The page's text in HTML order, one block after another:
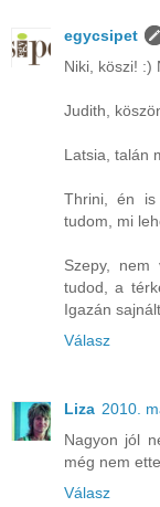
egycsipet
Niki, köszi! :)
Judith,
Latsia, talán
Thrini, én
tudom, mi
Szepy, nem
tudod, a
Igazán
Válasz
Liza 2010.
Nagyon jól
még nem
Válasz